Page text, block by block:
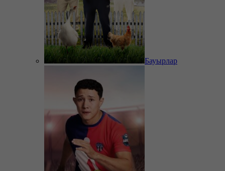
Бауырлар